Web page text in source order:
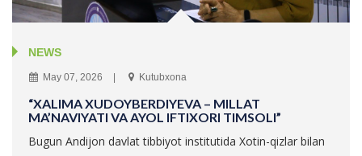
NEWS
May 07, 2026 Kutubxona
“XALIMA XUDOYBERDIYEVA – MILLAT
MA’NAVIYATI VA AYOL IFTIXORI TIMSOLI”
Bugun Andijon davlat tibbiyot institutida Xotin-qizlar bilan